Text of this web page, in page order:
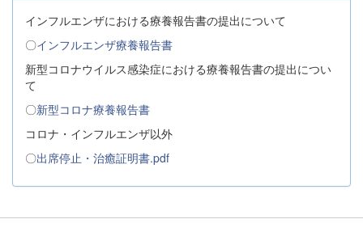
インフルエンザにおける療養報告書の提出について
〇インフルエンザ療養報告書
新型コロナウイルス感染症における療養報告書の提出につい
て
〇新型コロナ療養報告書
コロナ・インフルエンザ以外
〇出席停止・治癒証明書.pdf